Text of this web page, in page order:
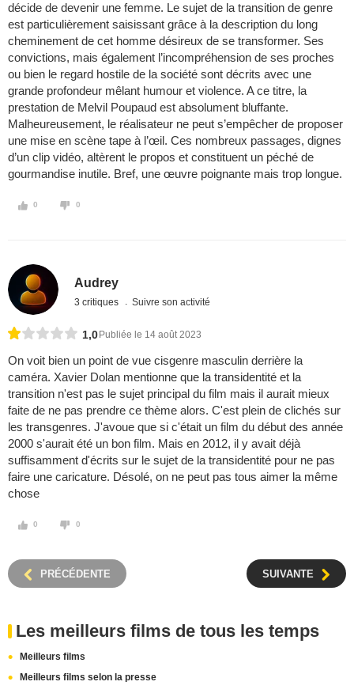
décide de devenir une femme. Le sujet de la transition de genre
est particulièrement saisissant grâce à la description du long
cheminement de cet homme désireux de se transformer. Ses
convictions, mais également l’incompréhension de ses proches
ou bien le regard hostile de la société sont décrits avec une
grande profondeur mêlant humour et violence. A ce titre, la
prestation de Melvil Poupaud est absolument bluffante.
Malheureusement, le réalisateur ne peut s’empêcher de proposer
une mise en scène tape à l’œil. Ces nombreux passages, dignes
d’un clip vidéo, altèrent le propos et constituent un péché de
gourmandise inutile. Bref, une œuvre poignante mais trop longue.
0 0
Audrey
3 critiques Suivre son activité
1,0 Publiée le 14 août 2023
On voit bien un point de vue cisgenre masculin derrière la
caméra. Xavier Dolan mentionne que la transidentité et la
transition n'est pas le sujet principal du film mais il aurait mieux
faite de ne pas prendre ce thème alors. C'est plein de clichés sur
les transgenres. J'avoue que si c'était un film du début des année
2000 s'aurait été un bon film. Mais en 2012, il y avait déjà
suffisamment d'écrits sur le sujet de la transidentité pour ne pas
faire une caricature. Désolé, on ne peut pas tous aimer la même
chose
0 0
PRÉCÉDENTE SUIVANTE
Les meilleurs films de tous les temps
Meilleurs films
Meilleurs films selon la presse